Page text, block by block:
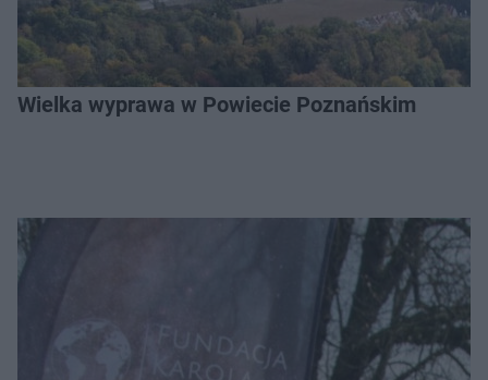
Wielka wyprawa w Powiecie Poznańskim